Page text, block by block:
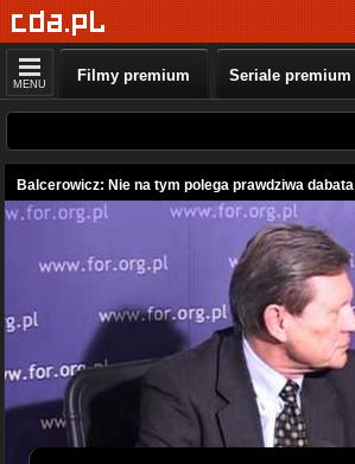
MENU Filmy premium Seriale premium
Balcerowicz: Nie na tym polega prawdziwa dabata